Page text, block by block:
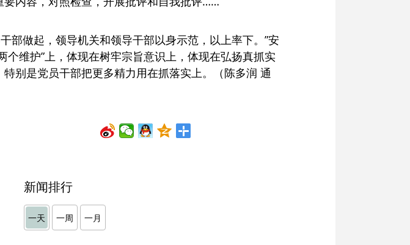
部做起，领导机关和领导干部以身示范，以上率下。”安
维护”上，体现在树牢宗旨意识上，体现在弘扬真抓实
别是党员干部把更多精力用在抓落实上。（陈多润 通
新闻排行
一天 一周 一月